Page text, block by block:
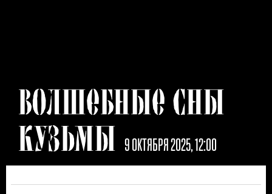
ВОЛШЕБНЫЕ СНЫ
КУЗЬМЫ 9 ОКТЯБРЯ 2025, 12:00